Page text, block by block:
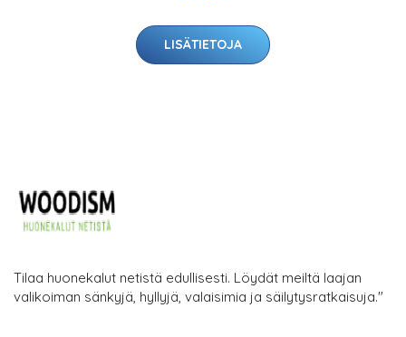
LISÄTIETOJA
Tilaa huonekalut netistä edullisesti. Löydät meiltä laajan
valikoiman sänkyjä, hyllyjä, valaisimia ja säilytysratkaisuja."